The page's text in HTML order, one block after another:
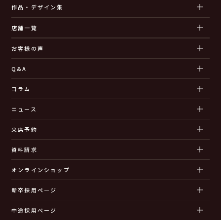
作品・デザイン集
店舗一覧
お客様の声
Q&A
コラム
ニュース
来店予約
資料請求
オンラインショップ
新卒採用ページ
中途採用ページ